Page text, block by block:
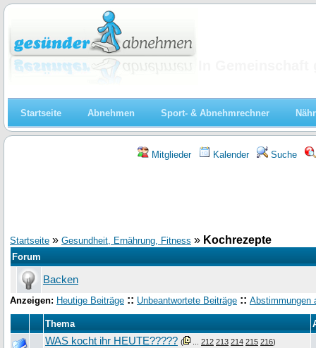
Startseite Abnehmen Sport- & Abnehmrechner
Mitglieder Kalender Suche
Startseite » Gesundheit, Ernährung, Fitness » Kochrezepte
Forum
Backen
Anzeigen: Heutige Beiträge :: Unbeantwortete Beiträge :: Abstimmungen
Thema
WAS kocht ihr HEUTE????? ( 212 213 214 215 216)